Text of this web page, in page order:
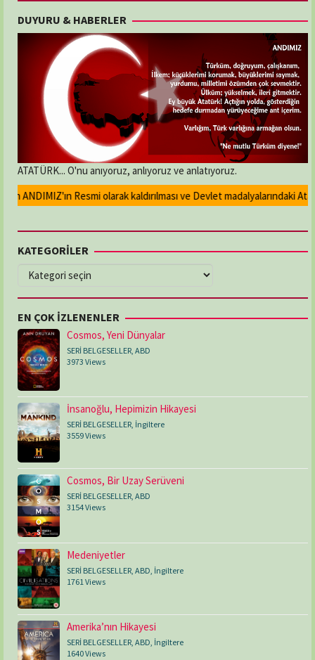
DUYURU & HABERLER
ATATÜRK... O'nu anıyoruz, anlıyoruz ve anlatıyoruz.
ANDIMIZ'ın Resmi olarak kaldırılması ve Devlet madalyalarındaki
KATEGORİLER
KATEGORİLER
EN ÇOK İZLENENLER
Cosmos, Yeni Dünyalar
SERİ BELGESELLER ABD
3973 Views
İnsanoğlu, Hepimizin Hikayesi
SERİ BELGESELLER İngiltere
3559 Views
Cosmos, Bir Uzay Serüveni
SERİ BELGESELLER, ABD
3154 Views
Medeniyetler
SERİ BELGESELLER ABD İngiltere
1761 Views
Amerika’nın Hikayesi
SERİ BELGESELLER, ABD, İngiltere
1640 Views